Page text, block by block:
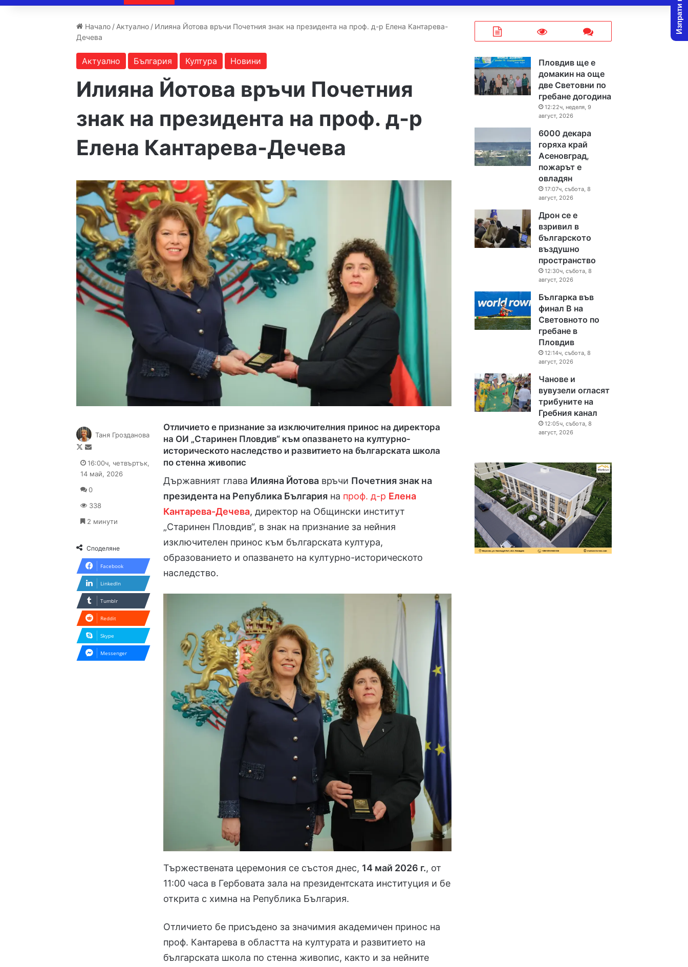
Начало / Актуално / Илияна Йотова връчи Почетния знак на президента на проф. д-р Елена Кантарева-
Дечева
Актуално България Култура Новини
Илияна Йотова връчи Почетния
знак на президента на проф. д-р
Елена Кантарева-Дечева
Отличието е признание за изключителния принос на директора
на ОИ „Старинен Пловдив“ към опазването на културно-
историческото наследство и развитието на българската школа
по стенна живопис
Държавният глава Илияна Йотова връчи Почетния знак на
президента на Република България на проф. д-р Елена
Кантарева-Дечева, директор на Общински институт
„Старинен Пловдив“, в знак на признание за нейния
изключителен принос към българската култура,
образованието и опазването на културно-историческото
наследство.
Тържествената церемония се състоя днес, 14 май 2026 г., от
11:00 часа в Гербовата зала на президентската институция и бе
открита с химна на Република България.
Отличието бе присъдено за значимия академичен принос на
проф. Кантарева в областта на културата и развитието на
българската школа по стенна живопис, както и за нейните
Таня Грозданова
Follow
Send
email
16:00ч, четвъртък,
14 май, 2026
0
338
2 минути
Споделяне
Facebook
LinkedIn
Tumblr
Reddit
Skype
Messenger
Пловдив ще е
домакин на още
две Световни по
гребане догодина
12:22ч, неделя, 9
август, 2026
6000 декара
горяха край
Асеновград,
пожарът е
овладян
17:07ч, събота, 8
август, 2026
Дрон се е
взривил в
българското
въздушно
пространство
12:30ч, събота, 8
август, 2026
Българка във
финал B на
Световното по
гребане в
Пловдив
12:14ч, събота, 8
август, 2026
Чанове и
вувузели огласят
трибуните на
Гребния канал
12:05ч, събота, 8
август, 2026